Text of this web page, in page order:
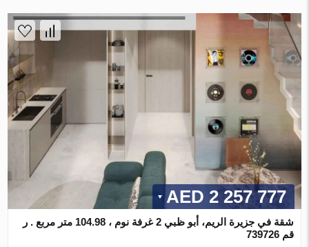
2 257 777 AED
شقة في جزيرة الريم، أبو ظبي 2 غرفة نوم ، 104.98 متر مربع . ر
قم 739726